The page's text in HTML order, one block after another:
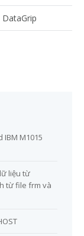
M1015
liệu từ
từ file frm và